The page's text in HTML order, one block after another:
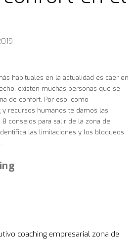
habituales en la actualidad es caer en
existen muchas personas que se
de confort. Por eso, como
y recursos humanos te damos las
consejos para salir de la zona de
las limitaciones y los bloqueos
coaching empresarial zona de